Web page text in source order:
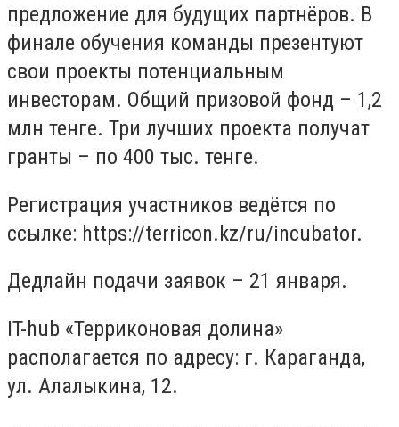
предложение для будущих партнёров. В
финале обучения команды презентуют
свои проекты потенциальным
инвесторам. Общий призовой фонд – 1,2
млн тенге. Три лучших проекта получат
гранты – по 400 тыс. тенге.
Регистрация участников ведётся по
ссылке: https://terricon.kz/ru/incubator.
Дедлайн подачи заявок – 21 января.
IT-hub «Терриконовая долина»
располагается по адресу: г. Караганда,
ул. Алалыкина, 12.